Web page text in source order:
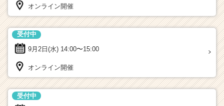
オンライン開催
9月2日(水) 14:00〜15:00
受付中
オンライン開催
受付中